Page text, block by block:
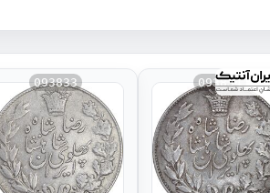
093834
093833